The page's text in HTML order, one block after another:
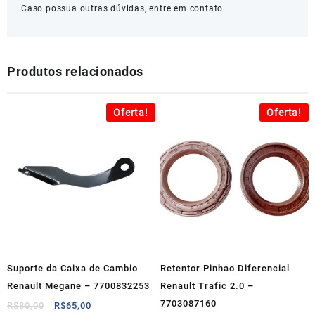
Caso possua outras dúvidas, entre em contato.
Produtos relacionados
Oferta!
Suporte da Caixa de Cambio
Renault Megane – 7700832253
R$80,00
O
R$65,00
Oferta!
Retentor Pinhao Diferencial
Renault Trafic 2.0 –
7703087160